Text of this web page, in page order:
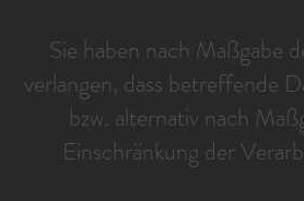
Sie haben nach Maßgabe
verlangen, dass betreffende
bzw. alternativ nach
Einschränkung der